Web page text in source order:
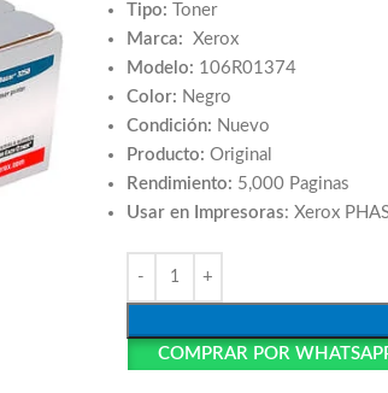
Tipo: Toner
Marca: Xerox
Modelo: 106R01374
Color: Negro
Condición: Nuevo
Producto: Original
Rendimiento: 5,000 Paginas
Usar en Impresoras: Xerox
COMPRAR POR